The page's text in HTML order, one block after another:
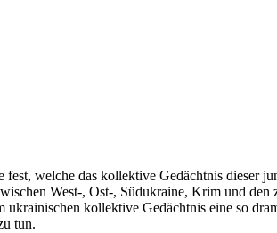
welche das kollektive Gedächtnis dieser
West-, Ost-, Südukraine, Krim und den
kollektive Gedächtnis eine so
tun.